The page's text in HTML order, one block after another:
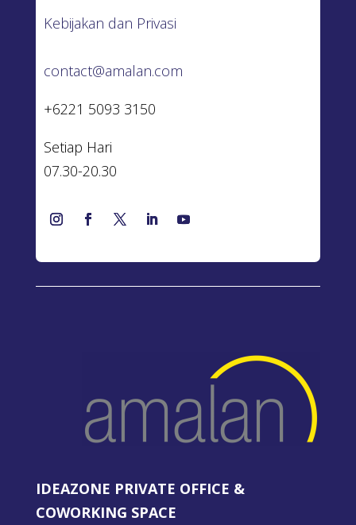
Kebijakan dan Privasi
contact@amalan.com
+6221 5093 3150
Setiap Hari
07.30-20.30
IDEAZONE PRIVATE OFFICE &
COWORKING SPACE